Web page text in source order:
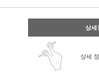
상세
상세